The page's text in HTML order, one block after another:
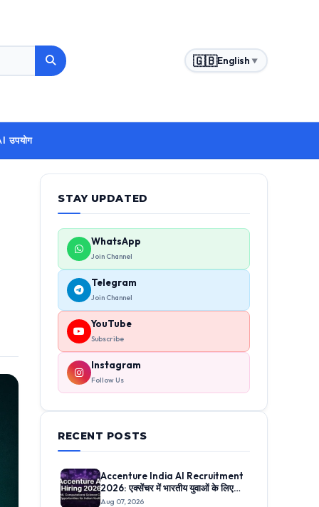
🇬🇧English ▼
उपयोग
STAY UPDATED
WhatsApp
Join Channel
Telegram
Join Channel
YouTube
Subscribe
Instagram
Follow Us
RECENT POSTS
Accenture India AI Recruitment
2026: एक्सेंचर में भारतीय युवाओं के लिए
एआई व एमएल कंप्यूटेशनल साइंस में निकली
Aug 07, 2026